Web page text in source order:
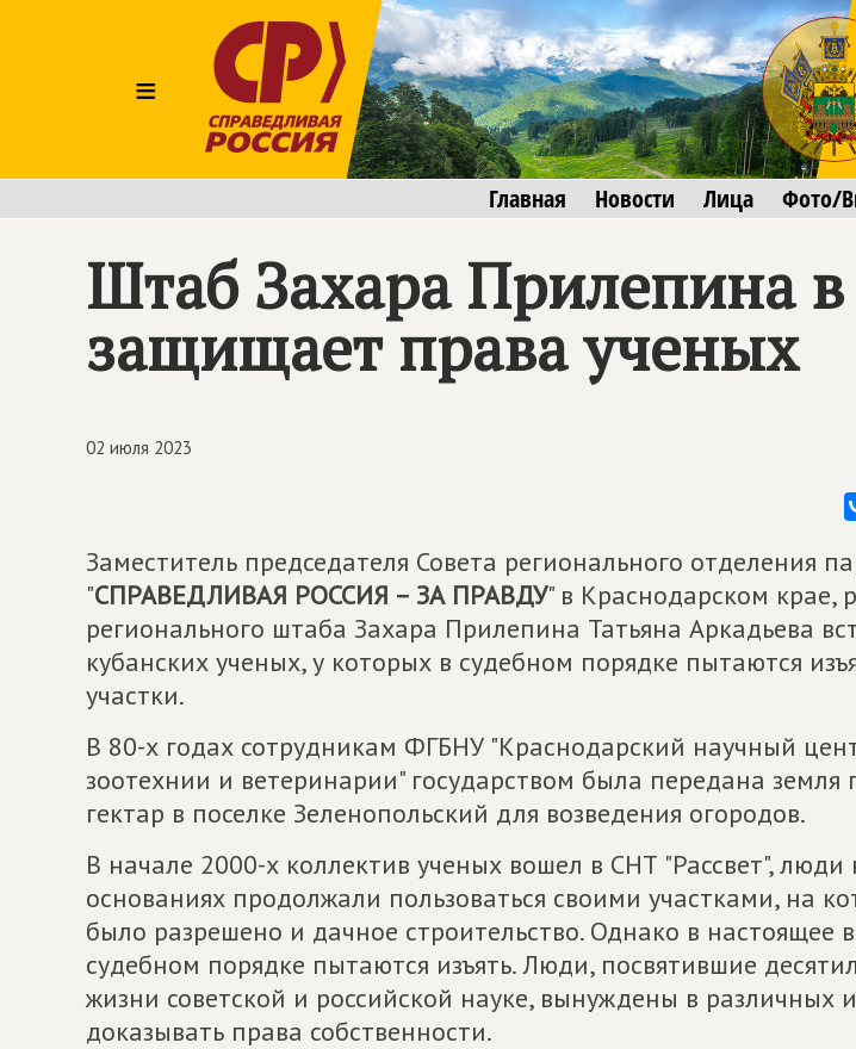
≡
Главная Новости Лица Фото/
Штаб Захара Прилепина
защищает права ученых
02 июля 2023
Заместитель председателя Совета регионального отделения
"СПРАВЕДЛИВАЯ РОССИЯ – ЗА ПРАВДУ" в Краснодарском крае,
регионального штаба Захара Прилепина Татьяна Аркадьева
кубанских ученых, у которых в судебном порядке пытаются
участки.
В 80-х годах сотрудникам ФГБНУ "Краснодарский научный
зоотехнии и ветеринарии" государством была передана
гектар в поселке Зеленопольский для возведения огородов.
В начале 2000-х коллектив ученых вошел в СНТ "Рассвет",
основаниях продолжали пользоваться своими участками, на
было разрешено и дачное строительство. Однако в настоящее
судебном порядке пытаются изъять. Люди, посвятившие
жизни советской и российской науке, вынуждены в различных
доказывать права собственности.